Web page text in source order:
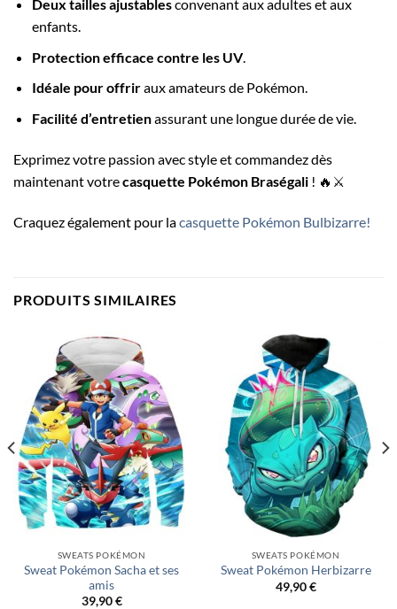
Deux tailles ajustablesconvenant aux adultes et aux
enfants.
Protection efficace contre les UV.
Idéale pour offriraux amateurs de Pokémon.
Facilité d’entretienassurant une longue durée de vie.
Exprimez votre passion avec style et commandez dès
maintenant votrecasquette Pokémon Braségali ! 🔥⚔️
Craquez également pour lacasquette Pokémon Bulbizarre!
PRODUITS SIMILAIRES
SWEATS POKÉMON
Sweat Pokémon Sacha et ses
amis
39,90€
SWEATS POKÉMON
Sweat Pokémon Herbizarre
49,90€